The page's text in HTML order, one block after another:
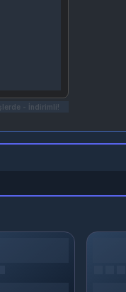
- İndirimli!